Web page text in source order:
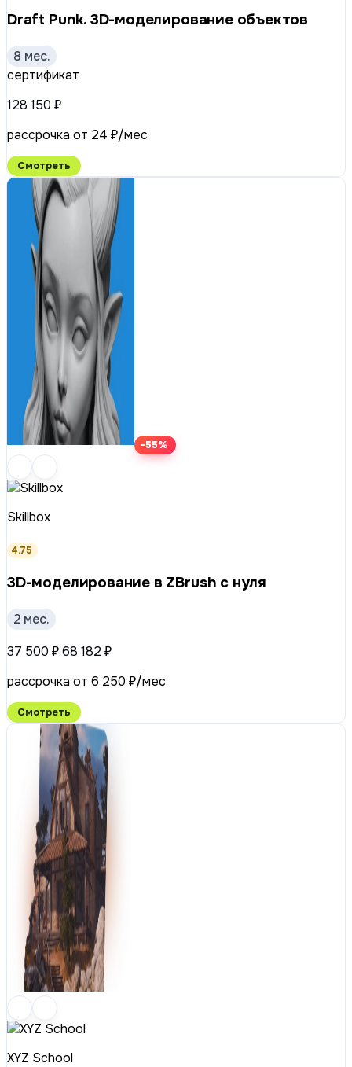
Draft Punk. 3D-моделирование объектов
8 мес.
сертификат
128 150 ₽
рассрочка от 24 ₽/мес
Смотреть
-55%
Skillbox
4.75
3D-моделирование в ZBrush с нуля
2 мес.
37 500 ₽68 182 ₽
рассрочка от 6 250 ₽/мес
Смотреть
XYZ School